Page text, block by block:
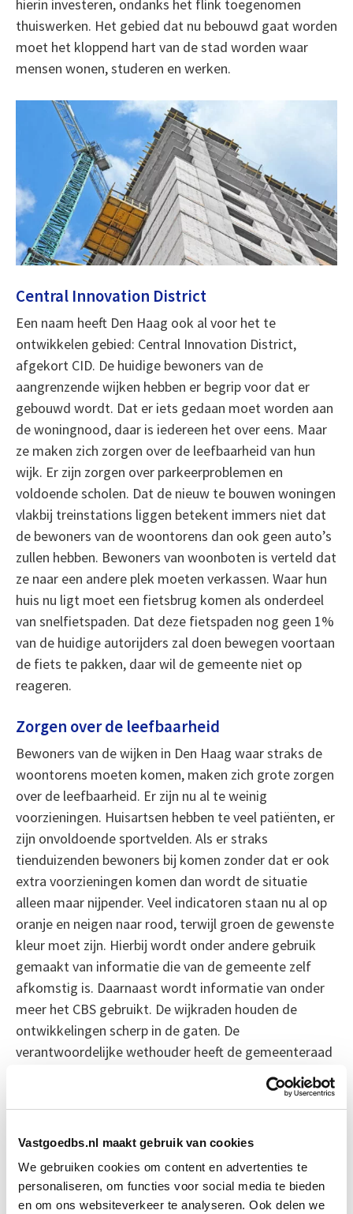
Vastgoedbs.nl maakt gebruik van cookies
We gebruiken cookies om content en advertenties te
personaliseren, om functies voor social media te bieden
en om ons websiteverkeer te analyseren. Ook delen we
hierin investeren, ondanks het flink toegenomen
thuiswerken. Het gebied dat nu bebouwd gaat worden
moet het kloppend hart van de stad worden waar
mensen wonen, studeren en werken.
Central Innovation District
Een naam heeft Den Haag ook al voor het te
ontwikkelen gebied: Central Innovation District,
afgekort CID. De huidige bewoners van de
aangrenzende wijken hebben er begrip voor dat er
gebouwd wordt. Dat er iets gedaan moet worden aan
de woningnood, daar is iedereen het over eens. Maar
ze maken zich zorgen over de leefbaarheid van hun
wijk. Er zijn zorgen over parkeerproblemen en
voldoende scholen. Dat de nieuw te bouwen woningen
vlakbij treinstations liggen betekent immers niet dat
de bewoners van de woontorens dan ook geen auto’s
zullen hebben. Bewoners van woonboten is verteld dat
ze naar een andere plek moeten verkassen. Waar hun
huis nu ligt moet een fietsbrug komen als onderdeel
van snelfietspaden. Dat deze fietspaden nog geen 1%
van de huidige autorijders zal doen bewegen voortaan
de fiets te pakken, daar wil de gemeente niet op
reageren.
Zorgen over de leefbaarheid
Bewoners van de wijken in Den Haag waar straks de
woontorens moeten komen, maken zich grote zorgen
over de leefbaarheid. Er zijn nu al te weinig
voorzieningen. Huisartsen hebben te veel patiënten, er
zijn onvoldoende sportvelden. Als er straks
tienduizenden bewoners bij komen zonder dat er ook
extra voorzieningen komen dan wordt de situatie
alleen maar nijpender. Veel indicatoren staan nu al op
oranje en neigen naar rood, terwijl groen de gewenste
kleur moet zijn. Hierbij wordt onder andere gebruik
gemaakt van informatie die van de gemeente zelf
afkomstig is. Daarnaast wordt informatie van onder
meer het CBS gebruikt. De wijkraden houden de
ontwikkelingen scherp in de gaten. De
verantwoordelijke wethouder heeft de gemeenteraad
toegezegd dat zij frequent op de hoogte wordt
Bron: NRC
Boeiend verhaal? Duik dan eens
in deze opleidingen: